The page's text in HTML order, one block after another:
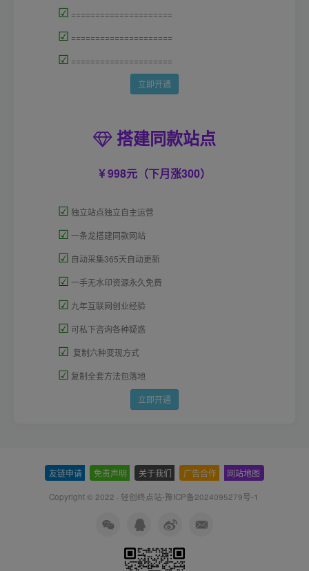
☑ =====================
☑ =====================
☑ =====================
立即开通
搭建同款站点
998元（下月涨300）
☑ 独立站点独立自主运营
☑ 一条龙搭建同款网站
☑ 自动采集365天自动更新
☑ 一手无水印资源永久免费
☑ 九年互联网创业经验
☑ 可私下咨询各种疑惑
☑ 复制六种变现方式
☑ 复制全套方法包落地
立即开通
友链申请 免责声明 关于我们 广告合作 网站地图
Copyright © 2022 · 轻创终点站-豫ICP备2024095279号-1